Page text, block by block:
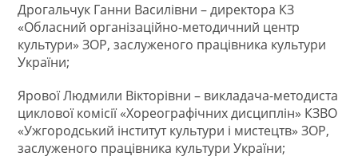
Дрогальчук Ганни Василівни – директора КЗ
«Обласний організаційно-методичний центр
культури» ЗОР, заслуженого працівника культури
України;
Ярової Людмили Вікторівни – викладача-методиста
циклової комісії «Хореографічних дисциплін» КЗВО
«Ужгородський інститут культури і мистецтв» ЗОР,
заслуженого працівника культури України;